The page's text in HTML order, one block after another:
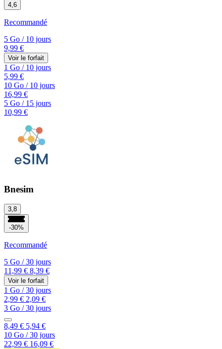
4,6
Recommandé
5 Go /10 jours
9,99 €
Voir le forfait
1 Go /10 jours
5,99 €
10 Go /10 jours
16,99 €
5 Go /15 jours
10,99 €
Bnesim
3,8
-30%
Recommandé
5 Go /30 jours
11,99 € 8,39 €
Voir le forfait
1 Go /30 jours
2,99 € 2,09 €
3 Go /30 jours
8,49 € 5,94 €
10 Go /30 jours
22,99 € 16,09 €